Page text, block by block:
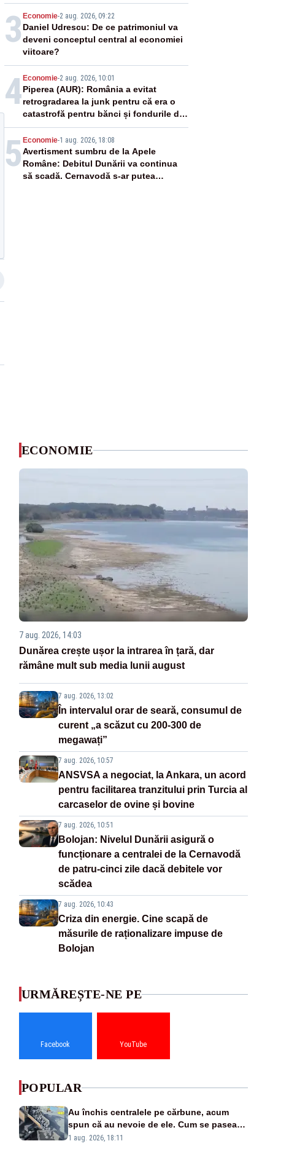
3 Economie-2 aug. 2026, 09:22
Daniel Udrescu: De ce patrimoniul va
deveni conceptul central al economiei
viitoare?
4 Economie-2 aug. 2026, 10:01
Piperea (AUR): România a evitat
retrogradarea la junk pentru că era o
catastrofă pentru bănci și fondurile de
pensii
5 Economie-1 aug. 2026, 18:08
Avertisment sumbru de la Apele
Române: Debitul Dunării va continua
să scadă. Cernavodă s-ar putea
ECONOMIE
7 aug. 2026, 14:03
Dunărea crește ușor la intrarea în țară, dar
rămâne mult sub media lunii august
7 aug. 2026, 13:02
În intervalul orar de seară, consumul de
curent „a scăzut cu 200-300 de
megawați”
7 aug. 2026, 10:57
ANSVSA a negociat, la Ankara, un acord
pentru facilitarea tranzitului prin Turcia al
carcaselor de ovine și bovine
7 aug. 2026, 10:51
Bolojan: Nivelul Dunării asigură o
funcționare a centralei de la Cernavodă
de patru-cinci zile dacă debitele vor
scădea
7 aug. 2026, 10:43
Criza din energie. Cine scapă de
măsurile de raționalizare impuse de
Bolojan
URMĂREȘTE-NE PE
Facebook YouTube
POPULAR
Au închis centralele pe cărbune, acum
spun că au nevoie de ele. Cum se pasează
vina în plină criză energetică
1 aug. 2026, 18:11